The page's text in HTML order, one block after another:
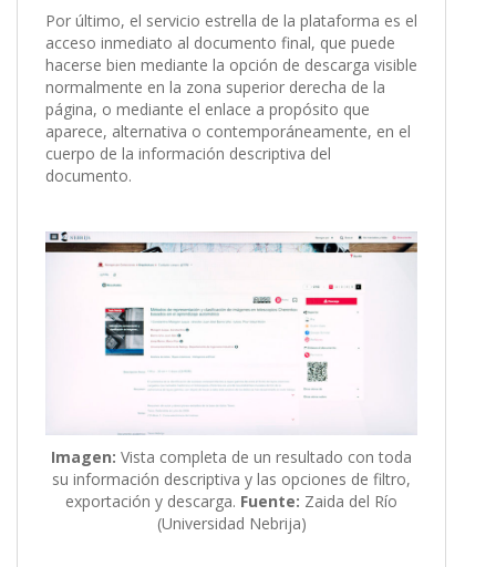
Por último, el servicio estrella de la plataforma es el
acceso inmediato al documento final, que puede
hacerse bien mediante la opción de descarga visible
normalmente en la zona superior derecha de la
página, o mediante el enlace a propósito que
aparece, alternativa o contemporáneamente, en el
cuerpo de la información descriptiva del
documento.
Imagen: Vista completa de un resultado con toda
su información descriptiva y las opciones de filtro,
exportación y descarga. Fuente: Zaida del Río
(Universidad Nebrija)